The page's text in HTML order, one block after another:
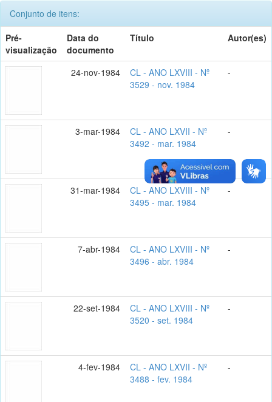
Conjunto de itens:
Pré-
visualização
Data do
documento
Título Autor(es)
24-nov-1984
CL - ANO LXVIII - Nº
3529 - nov. 1984
-
3-mar-1984
CL - ANO LXVII - Nº
3492 - mar. 1984
-
31-mar-1984
CL - ANO LXVIII - Nº
3495 - mar. 1984
-
7-abr-1984
CL - ANO LXVIII - Nº
3496 - abr. 1984
-
22-set-1984
CL - ANO LXVIII - Nº
3520 - set. 1984
-
4-fev-1984
CL - ANO LXVII - Nº
3488 - fev. 1984
-